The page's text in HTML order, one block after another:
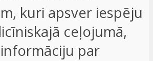
kuri apsver iespēju
ceļojumā,
par